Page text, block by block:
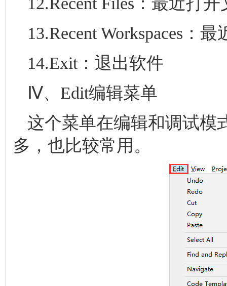
13.Recent Workspaces：
14.Exit：退出软件
Ⅳ、Edit编辑菜单
这个菜单在编辑和调试模
多，也比较常用。